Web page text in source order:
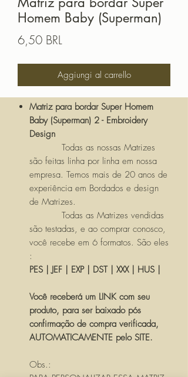
Homem Baby (Superman)
6,50 BRL
Aggiungi al carrello
Matriz para bordar Super Homem
Baby (Superman) 2 - Embroidery
Design
Todas as nossas Matrizes
são feitas linha por linha em nossa
empresa. Temos mais de 20 anos de
experiência em Bordados e design
de Matrizes.
Todas as Matrizes vendidas
são testadas, e ao comprar conosco,
você recebe em 6 formatos. São eles
:
PES | JEF | EXP | DST | XXX | HUS |
Você receberá um LINK com seu
produto, para ser baixado pós
confirmação de compra verificada,
AUTOMATICAMENTE pelo SITE.
Obs.: